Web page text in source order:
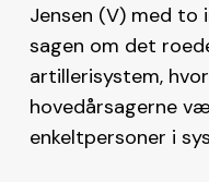
Jensen (V) med to
sagen om det
artillerisystem,
hovedårsagerne
enkeltpersoner i